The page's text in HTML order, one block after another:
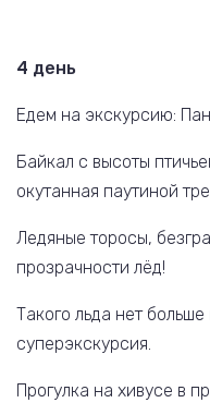
4 день
Едем на экскурсию:
Байкал с высоты
окутанная паутиной
Ледяные торосы,
прозрачности лёд!
Такого льда нет
суперэкскурсия.
Прогулка на хивусе в